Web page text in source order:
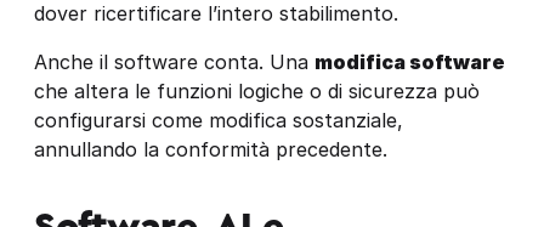
dover ricertificare l’intero stabilimento.
Anche il software conta. Una modifica software
che altera le funzioni logiche o di sicurezza può
configurarsi come modifica sostanziale,
annullando la conformità precedente.